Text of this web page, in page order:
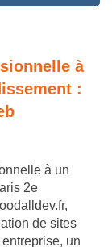
à
:
à un
2e
de sites
un